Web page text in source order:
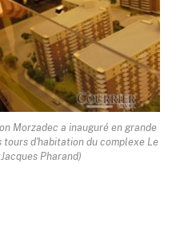
Morzadec a inauguré en grande
d'habitation du complexe Le
Pharand)